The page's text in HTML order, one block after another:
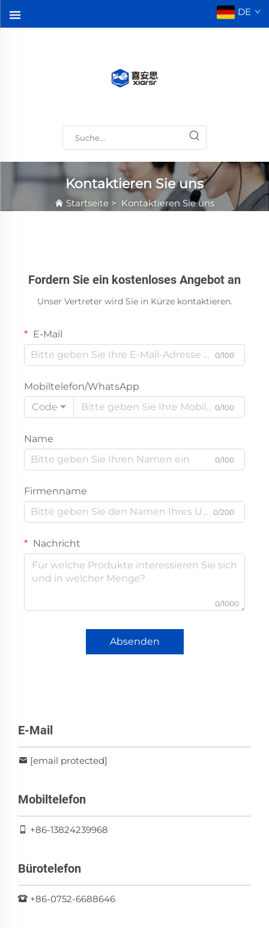
DE
Kontaktieren Sie uns
Startseite > Kontaktieren Sie uns
Fordern Sie ein kostenloses Angebot an
Unser Vertreter wird Sie in Kürze kontaktieren.
E-Mail
0/100
Mobiltelefon/WhatsApp
Code
0/100
Name
0/100
Firmenname
0/200
Nachricht
0/1000
Absenden
E-Mail
[email protected]
Mobiltelefon
+86-13824239968
Bürotelefon
+86-0752-6688646